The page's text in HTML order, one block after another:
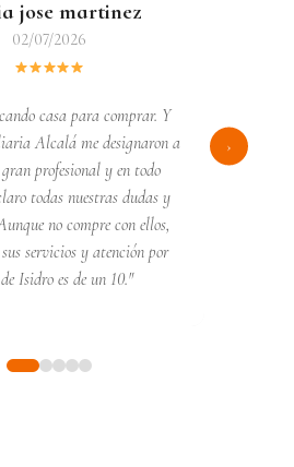
jose martinez
02/07/2026
casa para comprar. Y
Alcalá me designaron a
profesional y en todo
todas nuestras dudas y
no compre con ellos,
sus servicios y atención por
Isidro es de un 10."
›